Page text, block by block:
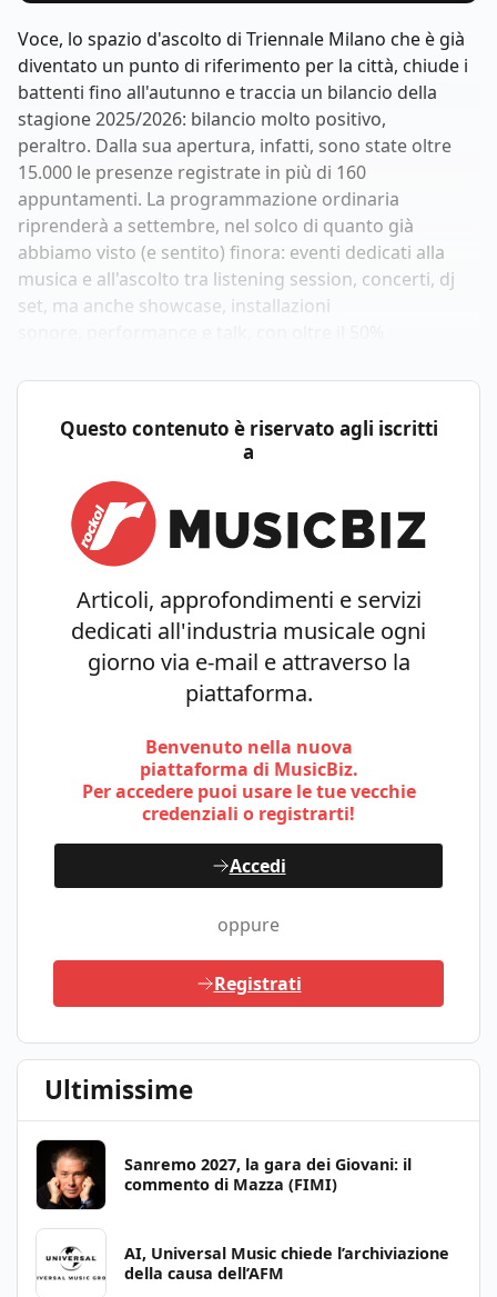
Voce, lo spazio d'ascolto di Triennale Milano che è già
diventato un punto di riferimento per la città, chiude i
battenti fino all'autunno e traccia un bilancio della
stagione 2025/2026: bilancio molto positivo,
peraltro. Dalla sua apertura, infatti, sono state oltre
15.000 le presenze registrate in più di 160
appuntamenti. La programmazione ordinaria
riprenderà a settembre, nel solco di quanto già
abbiamo visto (e sentito) finora: eventi dedicati alla
musica e all'ascolto tra listening session, concerti, dj
set, ma anche showcase, installazioni
Questo contenuto è riservato agli iscritti
a
Articoli, approfondimenti e servizi
dedicati all'industria musicale ogni
giorno via e-mail e attraverso la
piattaforma.
Benvenuto nella nuova
piattaforma di MusicBiz.
Per accedere puoi usare le tue vecchie
credenziali o registrarti!
Accedi
oppure
Registrati
Ultimissime
Sanremo 2027, la gara dei Giovani: il
commento di Mazza (FIMI)
AI, Universal Music chiede l’archiviazione
della causa dell’AFM